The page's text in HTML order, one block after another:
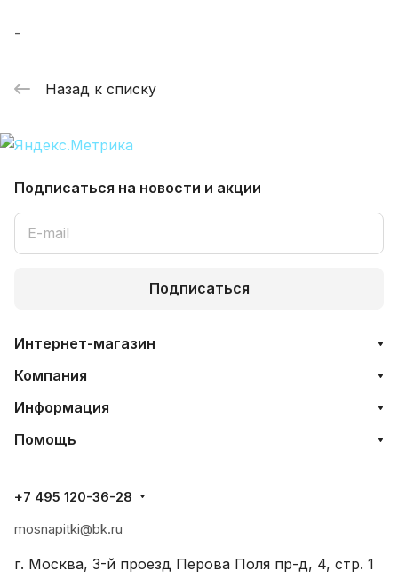
-
Назад к списку
Подписаться на новости и акции
Подписаться
Интернет-магазин
Компания
Информация
Помощь
+7 495 120-36-28
mosnapitki@bk.ru
г. Москва, 3-й проезд Перова Поля пр-д, 4, стр. 1